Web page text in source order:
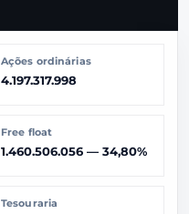
Ações ordinárias
4.197.317.998
Free float
1.460.506.056 — 34,80%
Tesouraria